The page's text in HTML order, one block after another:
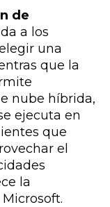
de
a los
una
que la
nube híbrida,
ejecuta en
que
el
la